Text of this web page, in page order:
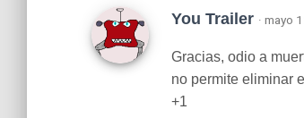
You Trailer · mayo
Gracias, odio a
no permite eliminar
+1